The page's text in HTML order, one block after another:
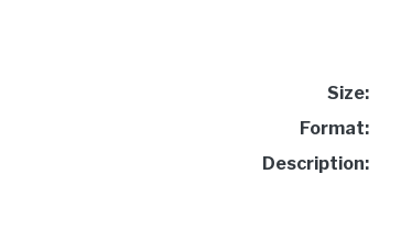
Size:
Format:
Description: